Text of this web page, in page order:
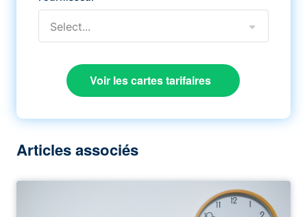
Select...
Voir les cartes tarifaires
Articles associés